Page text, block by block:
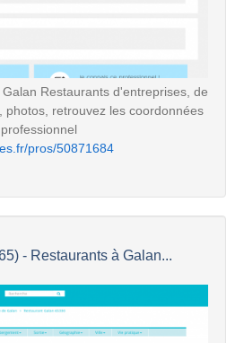
Restaurants d'entreprises, de
photos, retrouvez les coordonnées
pros/50871684
- Restaurants à Galan...